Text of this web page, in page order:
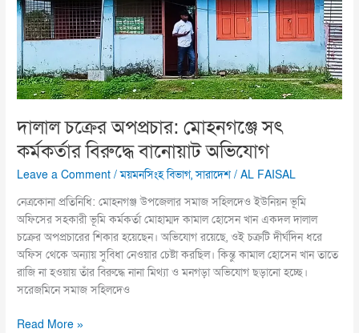
দালাল চক্রের অপপ্রচার: মোহনগঞ্জে সৎ
কর্মকর্তার বিরুদ্ধে বানোয়াট অভিযোগ
Leave a Comment /ময়মনসিংহ বিভাগ,সারাদেশ /AL FAISAL
নেত্রকোনা প্রতিনিধি: মোহনগঞ্জ উপজেলার সমাজ সহিলদেও ইউনিয়ন ভূমি
অফিসের সহকারী ভূমি কর্মকর্তা মোহাম্মদ কামাল হোসেন খান একদল দালাল
চক্রের অপপ্রচারের শিকার হয়েছেন। অভিযোগ রয়েছে, ওই চক্রটি দীর্ঘদিন ধরে
অফিস থেকে অন্যায় সুবিধা নেওয়ার চেষ্টা করছিল। কিন্তু কামাল হোসেন খান তাতে
রাজি না হওয়ায় তাঁর বিরুদ্ধে নানা মিথ্যা ও মনগড়া অভিযোগ ছড়ানো হচ্ছে।
সরেজমিনে সমাজ সহিলদেও
কর্মকর্তার
বিরুদ্ধে
বানোয়াট
অভিযোগ
Read More »